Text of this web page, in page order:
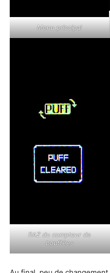
Menu principal
RAZ du compteur de
bouffées